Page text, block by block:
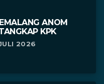
ANOM
KPK
2026